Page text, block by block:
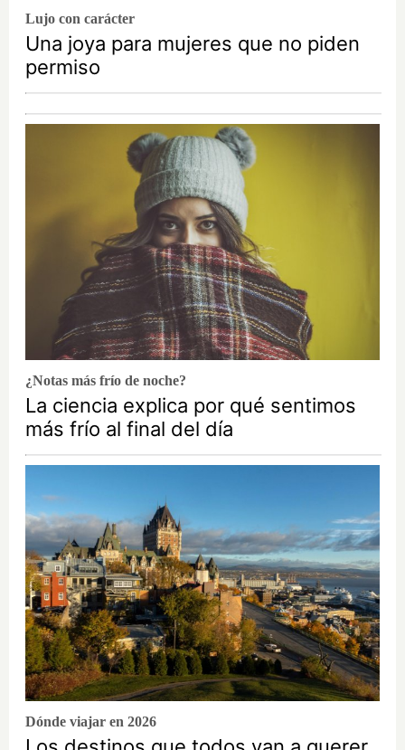
Lujo con carácter
Una joya para mujeres que no piden
permiso
¿Notas más frío de noche?
La ciencia explica por qué sentimos
más frío al final del día
Dónde viajar en 2026